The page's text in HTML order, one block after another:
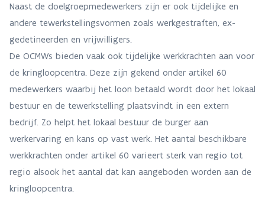
Naast de doelgroepmedewerkers zijn er ook tijdelijke en
andere tewerkstellingsvormen zoals werkgestraften, ex-
gedetineerden en vrijwilligers.
De OCMWs bieden vaak ook tijdelijke werkkrachten aan voor
de kringloopcentra. Deze zijn gekend onder artikel 60
medewerkers waarbij het loon betaald wordt door het lokaal
bestuur en de tewerkstelling plaatsvindt in een extern
bedrijf. Zo helpt het lokaal bestuur de burger aan
werkervaring en kans op vast werk. Het aantal beschikbare
werkkrachten onder artikel 60 varieert sterk van regio tot
regio alsook het aantal dat kan aangeboden worden aan de
kringloopcentra.